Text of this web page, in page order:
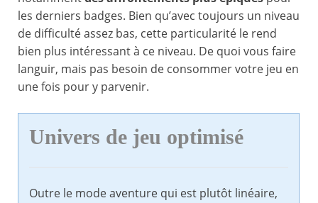
les derniers badges. Bien qu’avec toujours un niveau
de difficulté assez bas, cette particularité le rend
bien plus intéressant à ce niveau. De quoi vous faire
languir, mais pas besoin de consommer votre jeu en
une fois pour y parvenir.
Univers de jeu optimisé
Outre le mode aventure qui est plutôt linéaire,